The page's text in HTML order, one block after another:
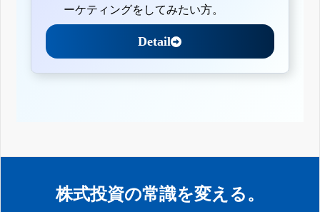
ーケティングをしてみたい方。
Detail
株式投資の常識を変える。